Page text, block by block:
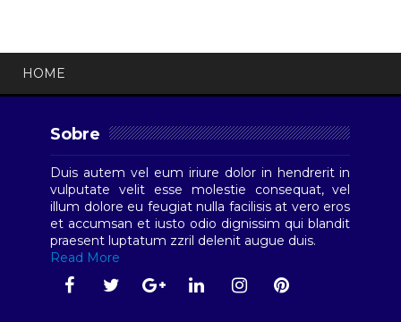
HOME
Sobre
Duis autem vel eum iriure dolor in hendrerit in
vulputate velit esse molestie consequat, vel
illum dolore eu feugiat nulla facilisis at vero eros
et accumsan et iusto odio dignissim qui blandit
praesent luptatum zzril delenit augue duis.
Read More